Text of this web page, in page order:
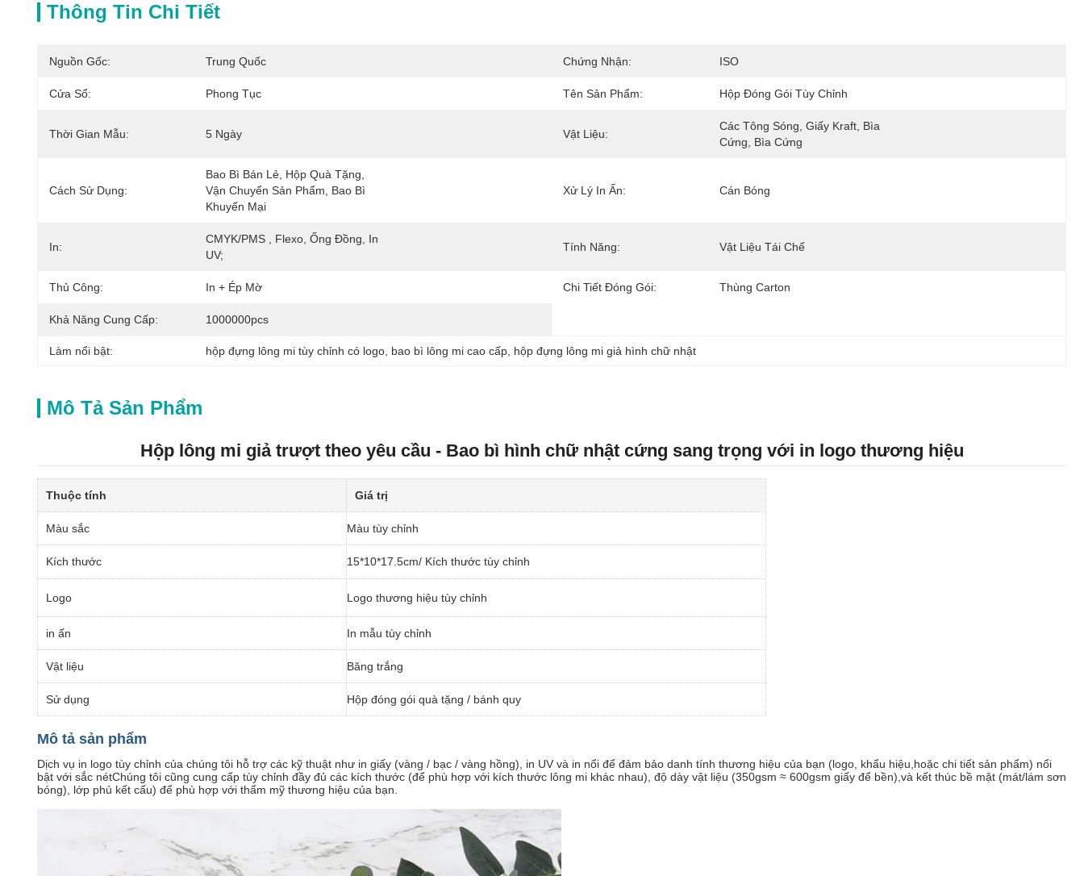
Thông Tin Chi Tiết
Nguồn Gốc: Trung Quốc Chứng Nhận: ISO
Cửa Sổ: Phong Tục Tên Sản Phẩm: Hộp Đóng Gói Tùy Chỉnh
Thời Gian Mẫu: 5 Ngày Vật Liệu:
Các Tông Sóng, Giấy Kraft, Bìa
Cứng, Bìa Cứng
Cách Sử Dụng:
Bao Bì Bán Lẻ, Hộp Quà Tặng,
Vận Chuyển Sản Phẩm, Bao Bì
Khuyến Mại
Xử Lý In Ấn: Cán Bóng
In:
CMYK/PMS , Flexo, Ống Đồng, In
UV;
Tính Năng: Vật Liệu Tái Chế
Thủ Công: In + Ép Mờ Chi Tiết Đóng Gói: Thùng Carton
Khả Năng Cung Cấp: 1000000pcs
Làm nổi bật: hộp đựng lông mi tùy chỉnh có logo bao bì lông mi cao cấp hộp đựng lông mi giả hình chữ nhật
Mô Tả Sản Phẩm
Hộp lông mi giả trượt theo yêu cầu - Bao bì hình chữ nhật cứng sang trọng với in logo thương hiệu
Thuộc tính Giá trị
Màu sắc Màu tùy chỉnh
Kích thước 15*10*17.5cm/ Kích thước tùy chỉnh
Logo Logo thương hiệu tùy chỉnh
in ấn In mẫu tùy chỉnh
Vật liệu Băng trắng
Sử dụng Hộp đóng gói quà tặng / bánh quy
Mô tả sản phẩm
Dịch vụ in logo tùy chỉnh của chúng tôi hỗ trợ các kỹ thuật như in giấy (vàng / bạc / vàng hồng), in UV và in nổi để đảm bảo danh tính thương hiệu của bạn (logo, khẩu hiệu,hoặc chi tiết sản phẩm) nổi
bật với sắc nétChúng tôi cũng cung cấp tùy chỉnh đầy đủ các kích thước (để phù hợp với kích thước lông mi khác nhau), độ dày vật liệu (350gsm ≈ 600gsm giấy để bền),và kết thúc bề mặt (mát/lám sơn
bóng), lớp phủ kết cấu) để phù hợp với thẩm mỹ thương hiệu của bạn.